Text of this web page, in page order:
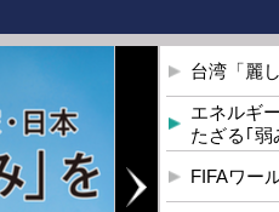
台湾「麗
エネルギ
たざる｢
FIFAワー